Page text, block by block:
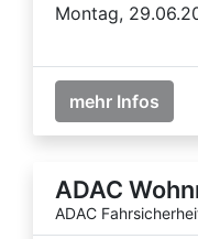
Montag,
mehr Infos
ADAC
ADAC